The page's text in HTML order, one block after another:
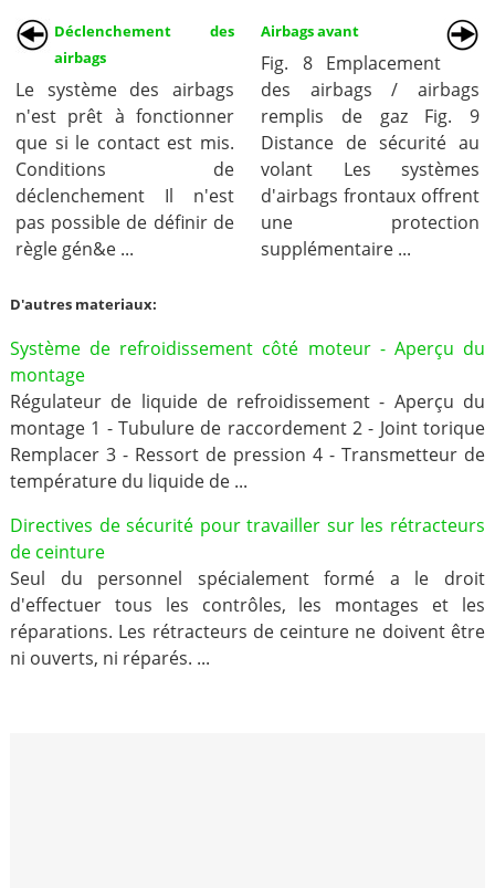
Déclenchement des
airbags
Le système des airbags
n'est prêt à fonctionner
que si le contact est mis.
Conditions de
déclenchement Il n'est
pas possible de définir de
règle gén&e ...
Airbags avant
Fig. 8 Emplacement
des airbags / airbags
remplis de gaz Fig. 9
Distance de sécurité au
volant Les systèmes
d'airbags frontaux offrent
une protection
supplémentaire ...
D'autres materiaux:
Système de refroidissement côté moteur - Aperçu du
montage
Régulateur de liquide de refroidissement - Aperçu du
montage 1 - Tubulure de raccordement 2 - Joint torique
Remplacer 3 - Ressort de pression 4 - Transmetteur de
température du liquide de ...
Directives de sécurité pour travailler sur les rétracteurs
de ceinture
Seul du personnel spécialement formé a le droit
d'effectuer tous les contrôles, les montages et les
réparations. Les rétracteurs de ceinture ne doivent être
ni ouverts, ni réparés. ...